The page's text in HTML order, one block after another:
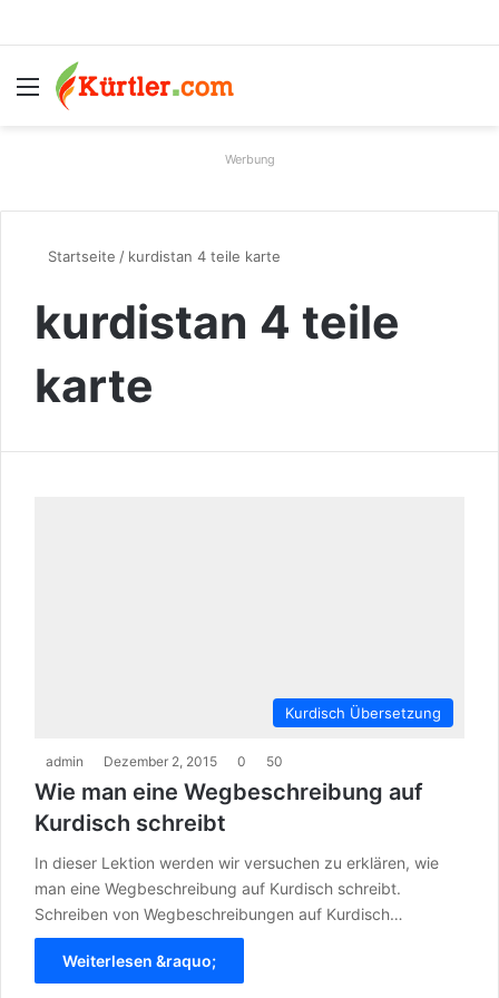
Menü
Werbung
Startseite / kurdistan 4 teile karte
kurdistan 4 teile
karte
Kurdisch Übersetzung
admin Dezember 2, 2015 0 50
Wie man eine Wegbeschreibung auf
Kurdisch schreibt
In dieser Lektion werden wir versuchen zu erklären, wie
man eine Wegbeschreibung auf Kurdisch schreibt.
Schreiben von Wegbeschreibungen auf Kurdisch…
Weiterlesen &raquo;